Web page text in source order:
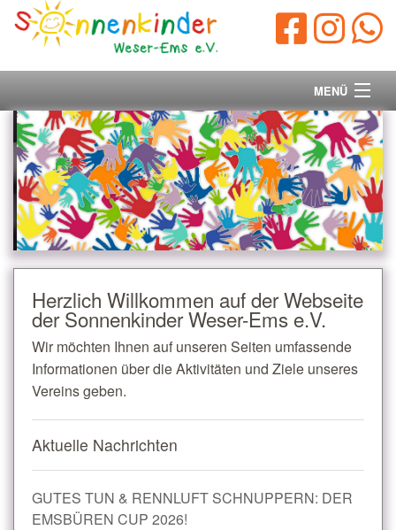
MENÜ
Startseite
Vorstand
Unsere Ziele
Ihre Spende
Aktuelles/Presse
Kontakt
Herzlich Willkommen auf der Webseite
der Sonnenkinder Weser-Ems e.V.
Wir möchten Ihnen auf unseren Seiten umfassende
Informationen über die Aktivitäten und Ziele unseres
Vereins geben.
Aktuelle Nachrichten
GUTES TUN & RENNLUFT SCHNUPPERN: DER
EMSBÜREN CUP 2026!